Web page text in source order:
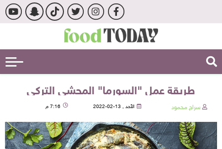
طريقة عمل "السورما" المحشي التركي
سراج محمود الأحد , 13-02-2022 7:16 م